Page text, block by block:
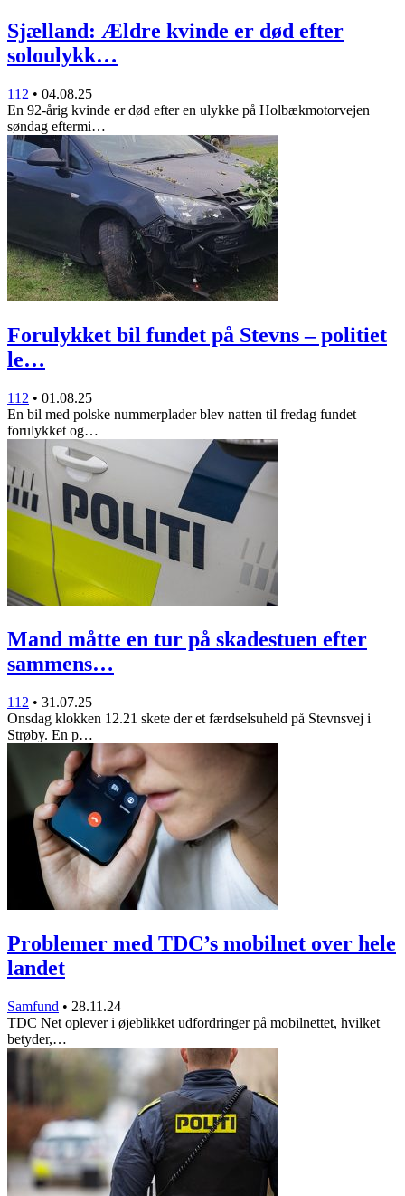
Sjælland: Ældre kvinde er død efter
soloulykk…
112 • 04.08.25
En 92-årig kvinde er død efter en ulykke på Holbækmotorvejen
søndag eftermi…
Forulykket bil fundet på Stevns – politiet
le…
112 • 01.08.25
En bil med polske nummerplader blev natten til fredag fundet
forulykket og…
Mand måtte en tur på skadestuen efter
sammens…
112 • 31.07.25
Onsdag klokken 12.21 skete der et færdselsuheld på Stevnsvej i
Strøby. En p…
Problemer med TDC’s mobilnet over hele
landet
Samfund • 28.11.24
TDC Net oplever i øjeblikket udfordringer på mobilnettet, hvilket
betyder,…